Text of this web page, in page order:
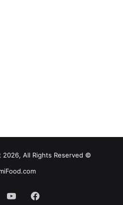
© Copyright 2026, All Rights Reserved |
فيسبوك